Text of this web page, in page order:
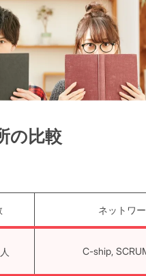
の比較
ネットワ
C-ship,